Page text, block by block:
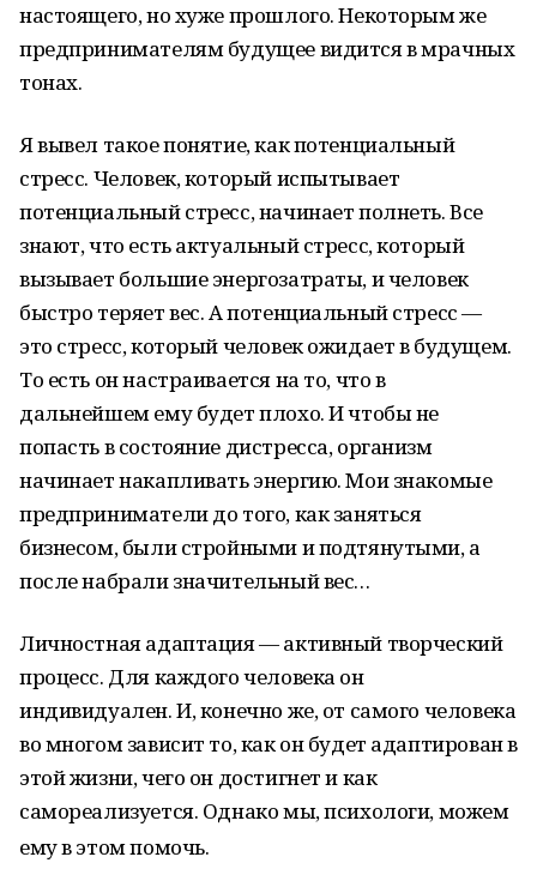
настоящего, но хуже прошлого. Некоторым же
предпринимателям будущее видится в мрачных
тонах.
Я вывел такое понятие, как потенциальный
стресс. Человек, который испытывает
потенциальный стресс, начинает полнеть. Все
знают, что есть актуальный стресс, который
вызывает большие энергозатраты, и человек
быстро теряет вес. А потенциальный стресс —
это стресс, который человек ожидает в будущем.
То есть он настраивается на то, что в
дальнейшем ему будет плохо. И чтобы не
попасть в состояние дистресса, организм
начинает накапливать энергию. Мои знакомые
предприниматели до того, как заняться
бизнесом, были стройными и подтянутыми, а
после набрали значительный вес…
Личностная адаптация — активный творческий
процесс. Для каждого человека он
индивидуален. И, конечно же, от самого человека
во многом зависит то, как он будет адаптирован в
этой жизни, чего он достигнет и как
самореализуется. Однако мы, психологи, можем
ему в этом помочь.